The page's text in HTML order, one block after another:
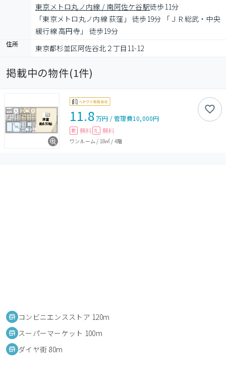
東京メトロ丸ノ内線 / 南阿佐ケ谷駅徒歩11分
「東京メトロ丸ノ内線 荻窪」 徒歩19分 「ＪＲ総武・中央
緩行線 高円寺」 徒歩19分
住所 東京都杉並区阿佐谷北２丁目11-12
掲載中の物件(1件)
11.8万円 /管理費10,000円
敷 無料 礼 無料
ワンルーム / 18㎡ / 4階
コンビニエンスストア 120m
スーパーマーケット 100m
ダイヤ街 80m